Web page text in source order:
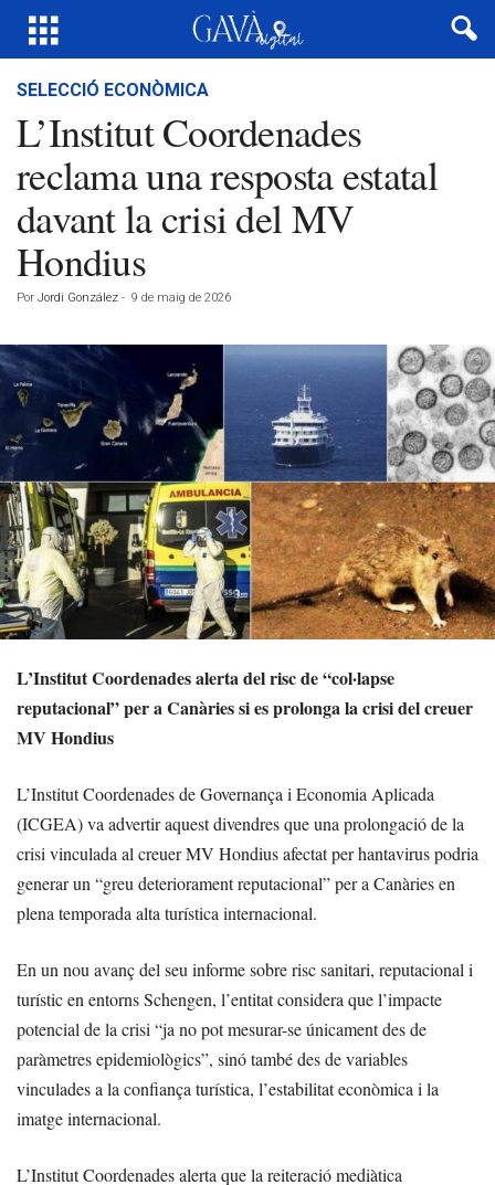
SELECCIÓ ECONÒMICA
L’Institut Coordenades
reclama una resposta estatal
davant la crisi del MV
Hondius
Por Jordi González - 9 de maig de 2026
L’Institut Coordenades alerta del risc de “col·lapse
reputacional” per a Canàries si es prolonga la crisi del creuer
MV Hondius
L’Institut Coordenades de Governança i Economia Aplicada
(ICGEA) va advertir aquest divendres que una prolongació de la
crisi vinculada al creuer MV Hondius afectat per hantavirus podria
generar un “greu deteriorament reputacional” per a Canàries en
plena temporada alta turística internacional.
En un nou avanç del seu informe sobre risc sanitari, reputacional i
turístic en entorns Schengen, l’entitat considera que l’impacte
potencial de la crisi “ja no pot mesurar-se únicament des de
paràmetres epidemiològics”, sinó també des de variables
vinculades a la confiança turística, l’estabilitat econòmica i la
imatge internacional.
L’Institut Coordenades alerta que la reiteració mediàtica